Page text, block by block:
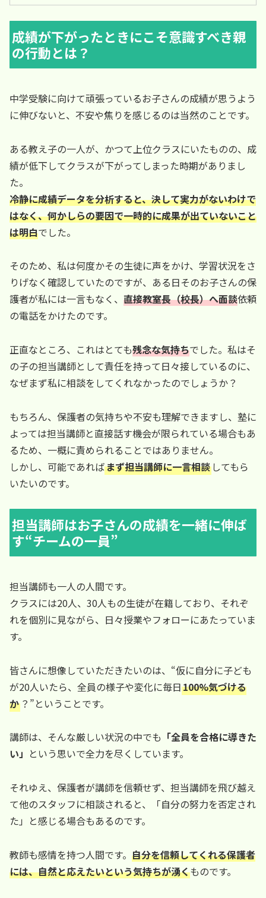
成績が下がったときにこそ意識すべき親
の行動とは？
中学受験に向けて頑張っているお子さんの成績が思うよう
に伸びないと、不安や焦りを感じるのは当然のことです。
ある教え子の一人が、かつて上位クラスにいたものの、成
績が低下してクラスが下がってしまった時期がありまし
た。
冷静に成績データを分析すると、決して実力がないわけで
はなく、何かしらの要因で一時的に成果が出ていないこと
は明白でした。
そのため、私は何度かその生徒に声をかけ、学習状況をさ
りげなく確認していたのですが、ある日そのお子さんの保
護者が私には一言もなく、 直接教室長（校長）へ面談依頼
の電話をかけたのです。
正直なところ、これはとても残念な気持ちでした。私はそ
の子の担当講師として責任を持って日々接しているのに、
なぜまず私に相談をしてくれなかったのでしょうか？
もちろん、保護者の気持ちや不安も理解できますし、塾に
よっては担当講師と直接話す機会が限られている場合もあ
るため、一概に責められることではありません。
しかし、可能であればまず担当講師に一言相談 してもら
いたいのです。
担当講師はお子さんの成績を一緒に伸ば
す“チームの一員”
担当講師も一人の人間です。
クラスには20人、30人もの生徒が在籍しており、それぞ
れを個別に見ながら、日々授業やフォローにあたっていま
す。
皆さんに想像していただきたいのは、“仮に自分に子ども
が20人いたら、全員の様子や変化に毎日100%気づける
か ？”ということです。
講師は、そんな厳しい状況の中でも 「全員を合格に導きた
い」 という思いで全力を尽くしています。
それゆえ、保護者が講師を信頼せず、担当講師を飛び越え
て他のスタッフに相談されると、「自分の努力を否定され
た」と感じる場合もあるのです。
教師も感情を持つ人間です。 自分を信頼してくれる保護者
には、自然と応えたいという気持ちが湧くものです。